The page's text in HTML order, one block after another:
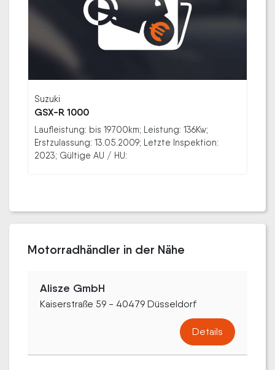
Suzuki
GSX-R 1000
Laufleistung: bis 19700km; Leistung: 136Kw;
Erstzulassung: 13.05.2009; Letzte Inspektion:
2023; Gültige AU / HU:
Motorradhändler in der Nähe
Alisze GmbH
Kaiserstraße 59 - 40479 Düsseldorf
Details